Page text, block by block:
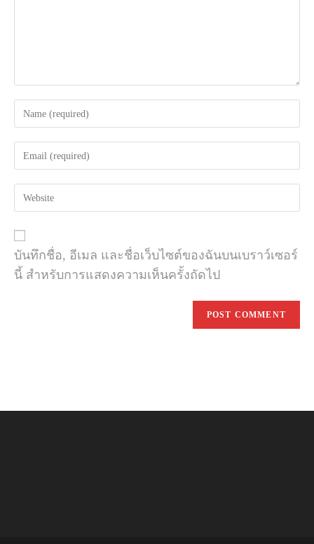
username
to
comment
address
to
(optional)
บันทึกชื่อ, อีเมล และชื่อเว็บไซต์ของฉันบนเบราว์เซอร์
นี้ สำหรับการแสดงความเห็นครั้งถัดไป